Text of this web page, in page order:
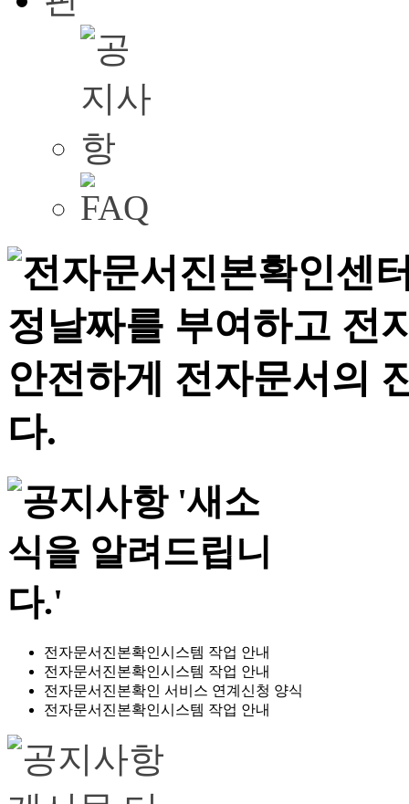
전자문서진본확인시스템 작업 안내
전자문서진본확인시스템 작업 안내
전자문서진본확인 서비스 연계신청 양식
전자문서진본확인시스템 작업 안내